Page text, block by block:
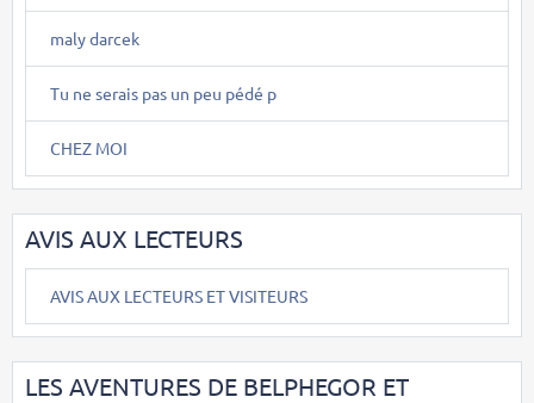
maly darcek
Tu ne serais pas un peu pédé p
CHEZ MOI
AVIS AUX LECTEURS
AVIS AUX LECTEURS ET VISITEURS
LES AVENTURES DE BELPHEGOR ET